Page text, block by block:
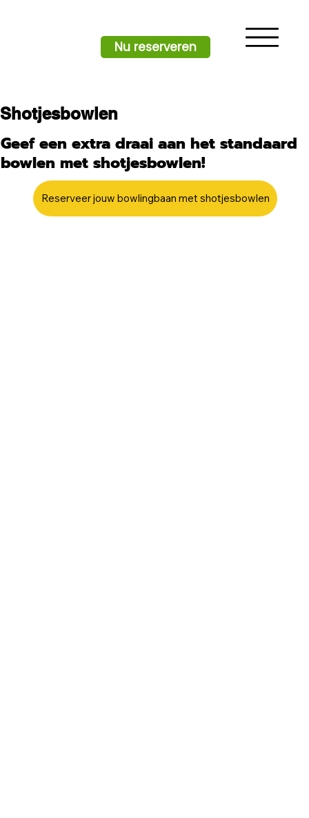
Nu reserveren
Shotjesbowlen
Geef een extra draai aan het standaard
bowlen met shotjesbowlen!
Reserveer jouw bowlingbaan met shotjesbowlen